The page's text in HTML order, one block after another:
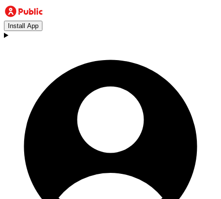
Install App